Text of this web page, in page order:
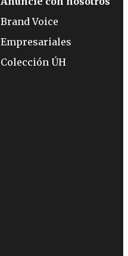
Brand Voice
Empresariales
Colección ÚH